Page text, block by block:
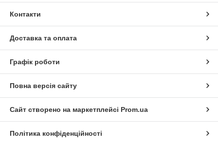
Контакти
Доставка та оплата
Графік роботи
Повна версія сайту
Сайт створено на маркетплейсі Prom.ua
Політика конфіденційності